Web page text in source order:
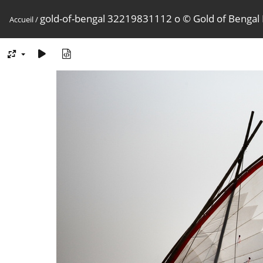
Accueil/ gold-of-bengal 32219831112 o © Gold of Bengal